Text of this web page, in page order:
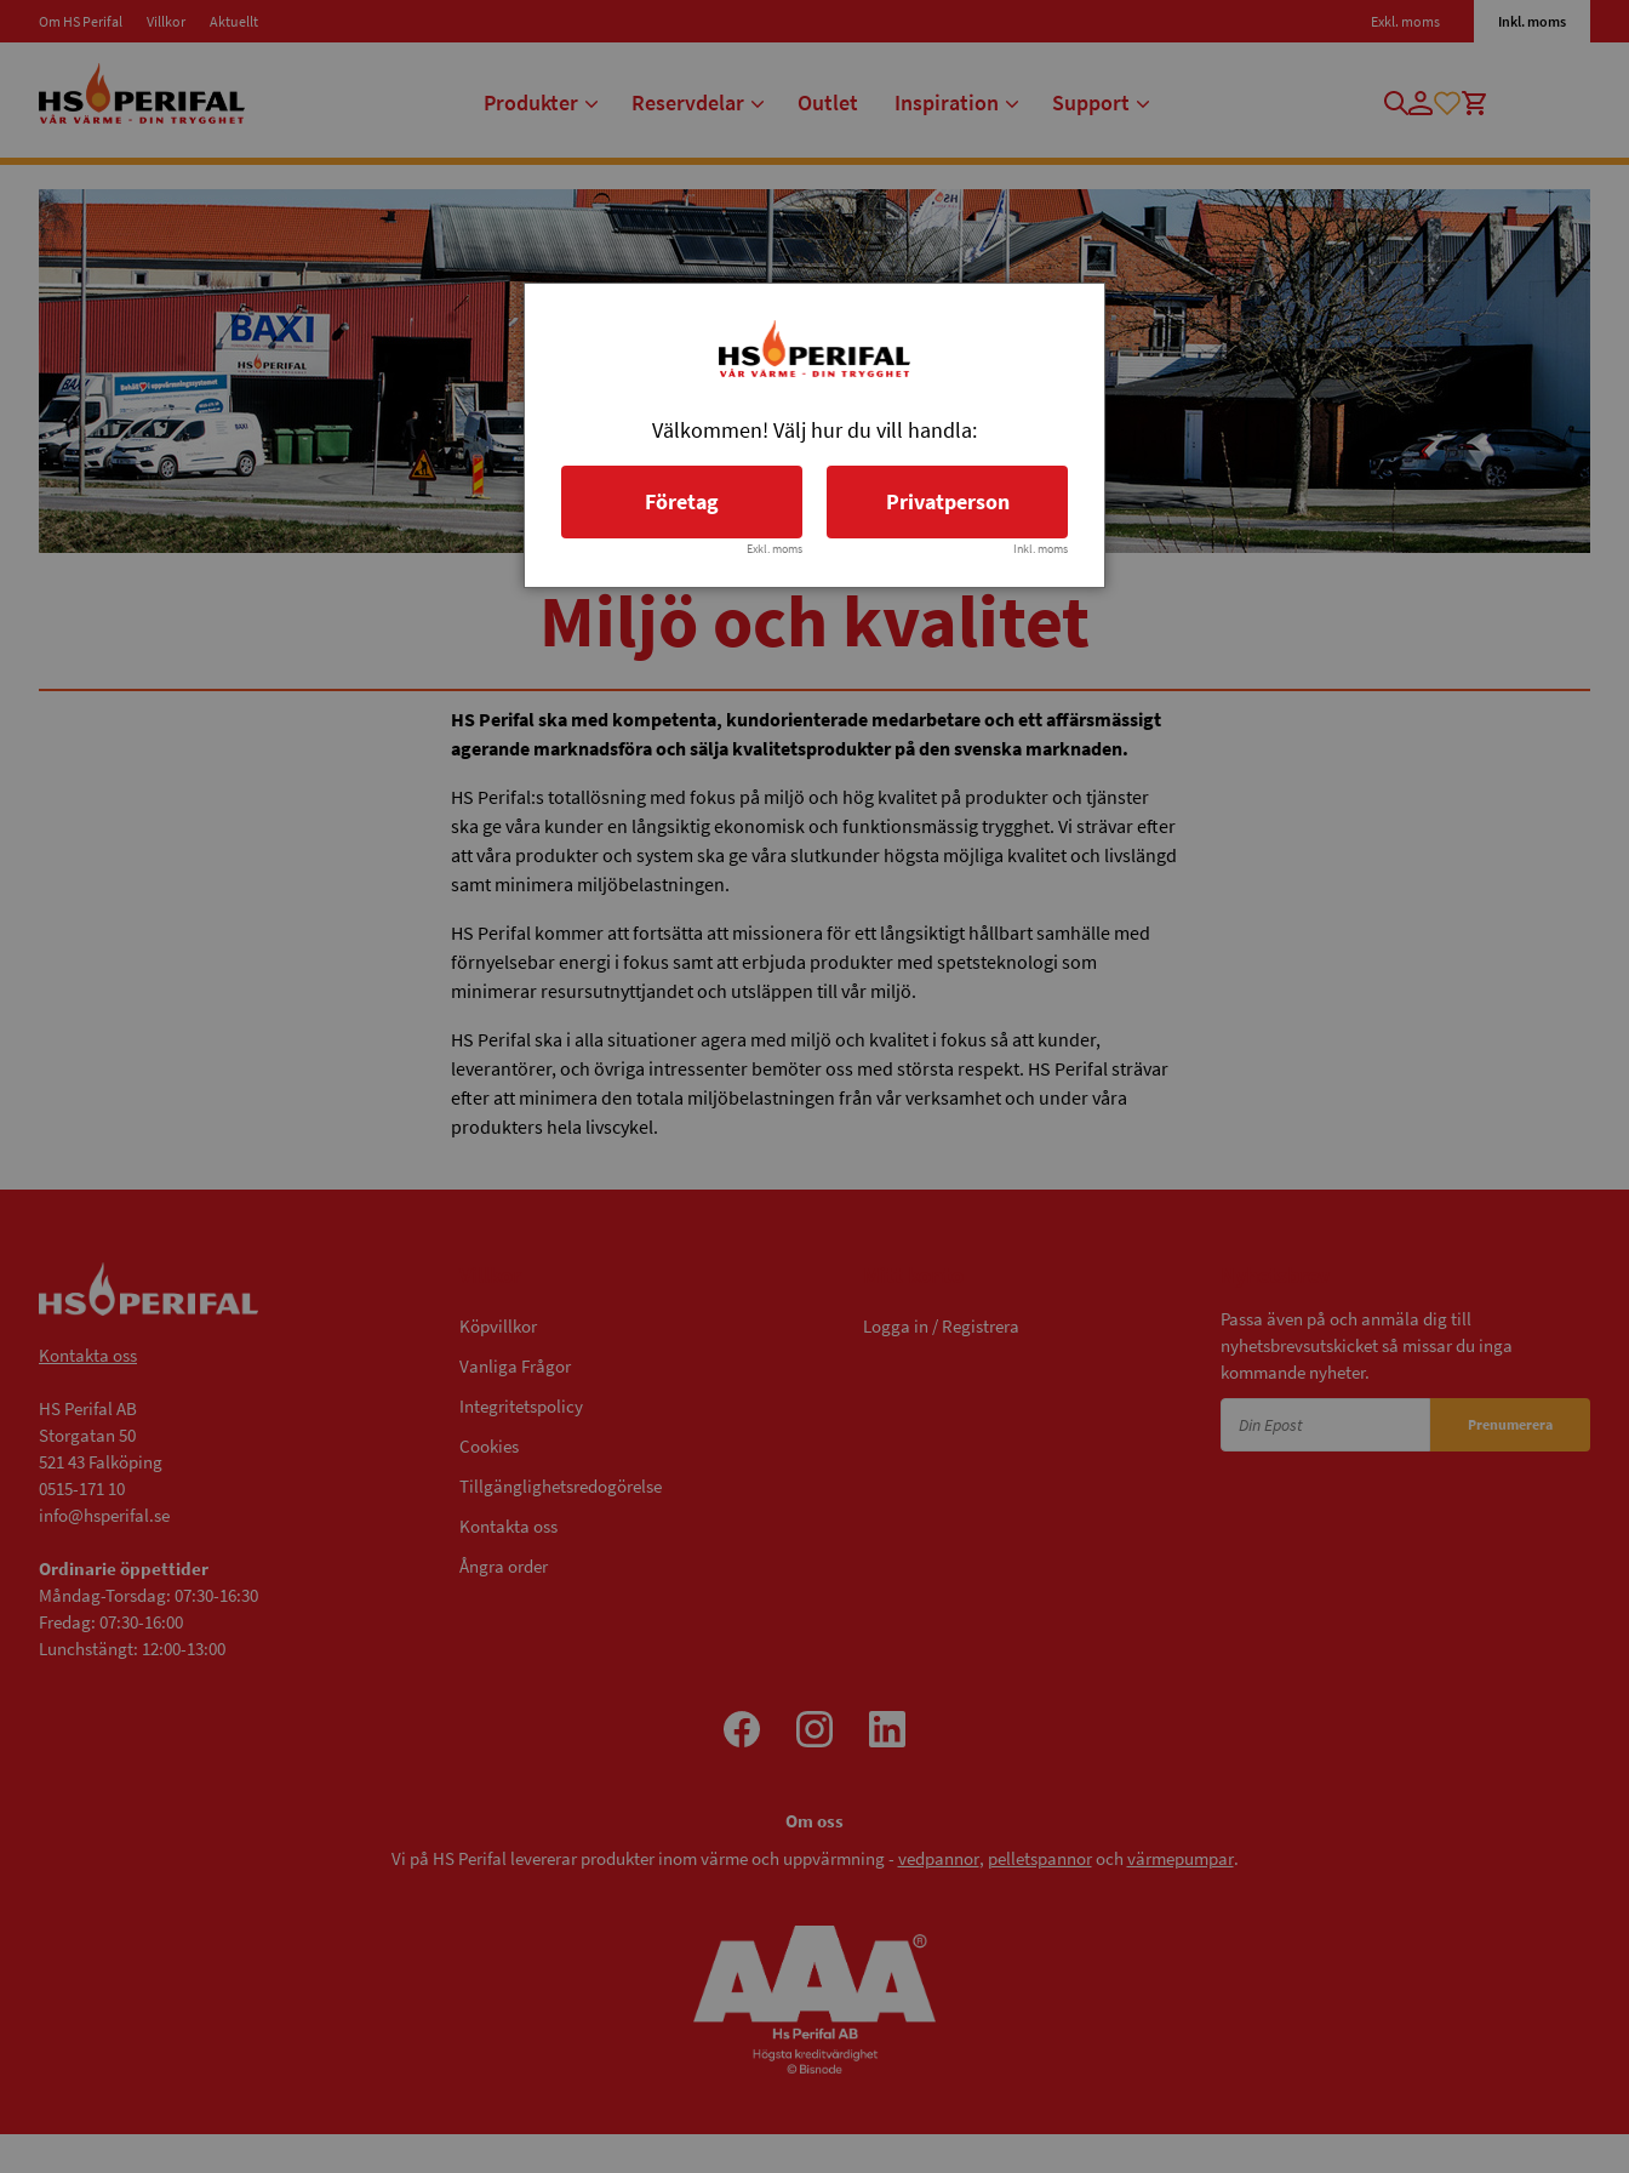
Exkl. moms Inkl. moms
Om HS Perifal Villkor Aktuellt
Produkter Reservdelar Outlet Inspiration Support
Miljö och kvalitet
HS Perifal ska med kompetenta, kundorienterade medarbetare och ett affärsmässigt
agerande marknadsföra och sälja kvalitetsprodukter på den svenska marknaden.
HS Perifal:s totallösning med fokus på miljö och hög kvalitet på produkter och tjänster
ska ge våra kunder en långsiktig ekonomisk och funktionsmässig trygghet. Vi strävar efter
att våra produkter och system ska ge våra slutkunder högsta möjliga kvalitet och livslängd
samt minimera miljöbelastningen.
HS Perifal kommer att fortsätta att missionera för ett långsiktigt hållbart samhälle med
förnyelsebar energi i fokus samt att erbjuda produkter med spetsteknologi som
minimerar resursutnyttjandet och utsläppen till vår miljö.
HS Perifal ska i alla situationer agera med miljö och kvalitet i fokus så att kunder,
leverantörer, och övriga intressenter bemöter oss med största respekt. HS Perifal strävar
efter att minimera den totala miljöbelastningen från vår verksamhet och under våra
produkters hela livscykel.
Kontakta oss
HS Perifal AB
Storgatan 50
521 43 Falköping
0515-171 10
info@hsperifal.se
Ordinarie öppettider
Måndag-Torsdag: 07:30-16:30
Fredag: 07:30-16:00
Lunchstängt: 12:00-13:00
Köpvillkor
Vanliga Frågor
Integritetspolicy
Cookies
Tillgänglighetsredogörelse
Kontakta oss
Ångra order
Logga in / Registrera
Passa även på och anmäla dig till
nyhetsbrevsutskicket så missar du inga
kommande nyheter.
Prenumerera
Om oss
Vi på HS Perifal levererar produkter inom värme och uppvärmning - vedpannor, pelletspannoroch värmepumpar.
Välkommen! Välj hur du vill handla:
Företag
Exkl. moms
Privatperson
Inkl. moms